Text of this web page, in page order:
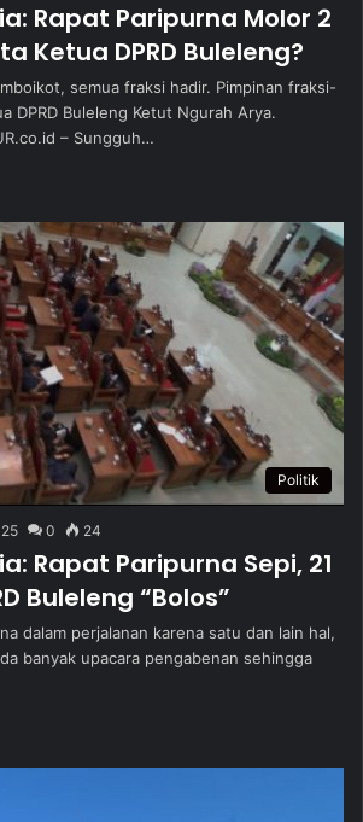
Rapat Paripurna Molor 2
Ketua DPRD Buleleng?
semua fraksi hadir. Pimpinan fraksi-
DPRD Buleleng Ketut Ngurah Arya.
– Sungguh…
Politik
0 24
Rapat Paripurna Sepi, 21
Buleleng “Bolos”
dalam perjalanan karena satu dan lain hal,
banyak upacara pengabenan sehingga